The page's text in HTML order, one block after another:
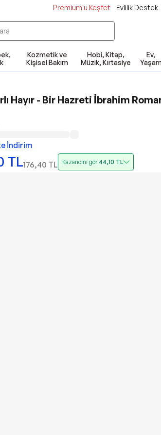
Premium'u Keşfet Evlilik Destek
Kozmetik ve
Kişisel Bakım
Hobi, Kitap,
Müzik, Kırtasiye
Ev,
Hayır - Bir Hazreti İbrahim
İndirim
TL176,40 TL Kazancını gör 44,10 TL